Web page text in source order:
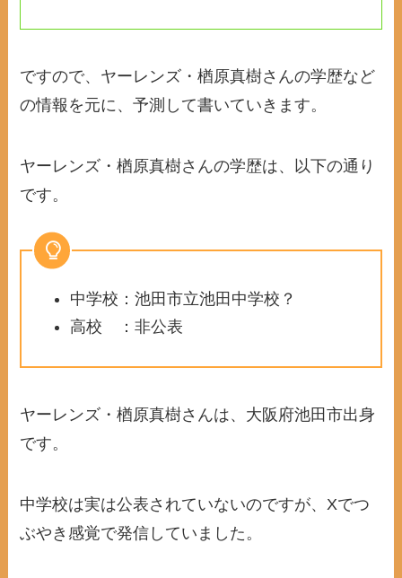
ですので、ヤーレンズ・楢原真樹さんの学歴など
の情報を元に、予測して書いていきます。
ヤーレンズ・楢原真樹さんの学歴は、以下の通り
です。
中学校：池田市立池田中学校？
高校 ：非公表
ヤーレンズ・楢原真樹さんは、大阪府池田市出身
です。
中学校は実は公表されていないのですが、Xでつ
ぶやき感覚で発信していました。